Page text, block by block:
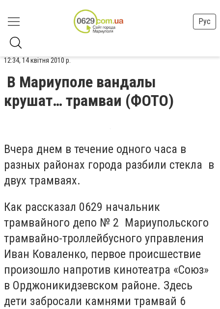
Рус
12:34, 14 квітня 2010 р.
В Мариуполе вандалы
крушат… трамваи (ФОТО)
Вчера днем в течение одного часа в
разных районах города разбили стекла в
двух трамваях.
Как рассказал 0629 начальник
трамвайного депо № 2 Мариупольского
трамвайно-троллейбусного управления
Иван Коваленко, первое происшествие
произошло напротив кинотеатра «Союз»
в Орджоникидзевском районе. Здесь
дети забросали камнями трамвай 6